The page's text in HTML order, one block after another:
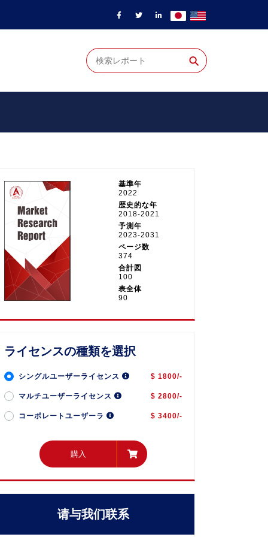
⚲
基準年
2022
歴史的な年
2018-2021
予測年
2023-2031
ページ数
374
合計図
100
表全体
90
ライセンスの種類を選択
シングルユーザーライセンス $ 1800/-
マルチユーザーライセンス $ 2800/-
コーポレートユーザーラ $ 3400/-
購入
请与我们联系